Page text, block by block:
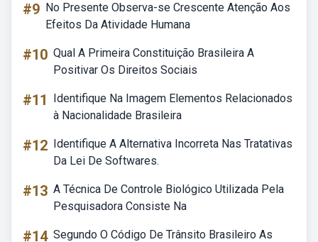
#9 No Presente Observa-se Crescente Atenção Aos
Efeitos Da Atividade Humana
#10 Qual A Primeira Constituição Brasileira A
Positivar Os Direitos Sociais
#11
Identifique Na Imagem Elementos Relacionados
à Nacionalidade Brasileira
#12 Identifique A Alternativa Incorreta Nas Tratativas
Da Lei De Softwares.
#13 A Técnica De Controle Biológico Utilizada Pela
Pesquisadora Consiste Na
#14 Segundo O Código De Trânsito Brasileiro As